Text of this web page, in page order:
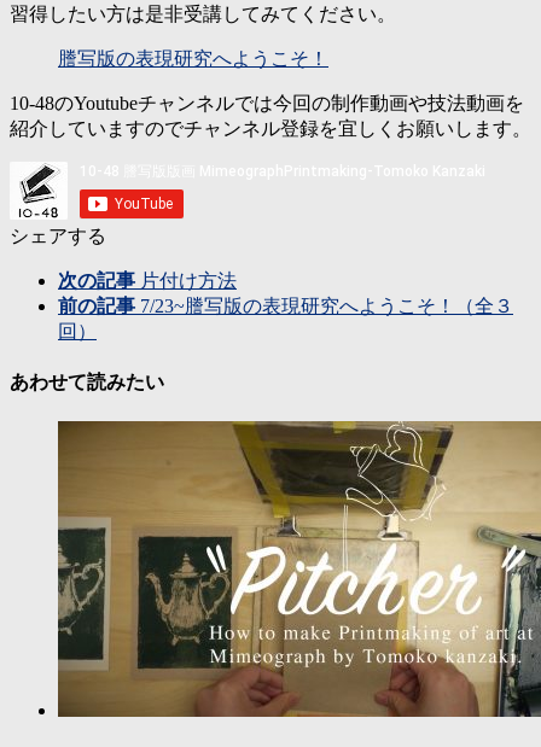
習得したい方は是非受講してみてください。
謄写版の表現研究へようこそ！
10-48のYoutubeチャンネルでは今回の制作動画や技法動画を
紹介していますのでチャンネル登録を宜しくお願いします。
シェアする
次の記事 片付け方法
前の記事 7/23~謄写版の表現研究へようこそ！（全３
回）
あわせて読みたい